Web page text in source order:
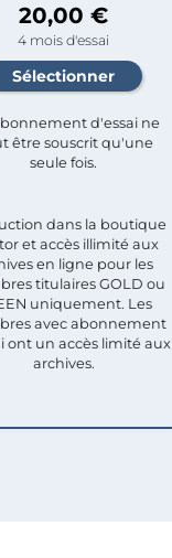
20,00 €
4 mois d'essai
d'essai ne
être souscrit qu'une
seule fois.​
dans la boutique
et accès illimité aux
en ligne pour les
titulaires GOLD ou
uniquement. Les
avec abonnement
ont un accès limité aux
archives.